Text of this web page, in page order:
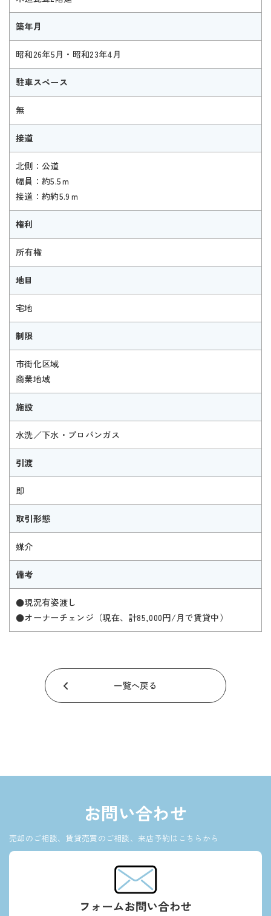
築年月
昭和26年5月・昭和23年4月
駐車スペース
無
接道
北側：公道
幅員：約5.5ｍ
接道：約約5.9ｍ
権利
所有権
地目
宅地
制限
市街化区域
商業地域
施設
水洗／下水・プロパンガス
引渡
即
取引形態
媒介
備考
●現況有姿渡し
●オーナーチェンジ（現在、計85,000円/月で賃貸中）
一覧へ戻る
お問い合わせ
売却のご相談、賃貸売買のご相談、来店予約はこちらから